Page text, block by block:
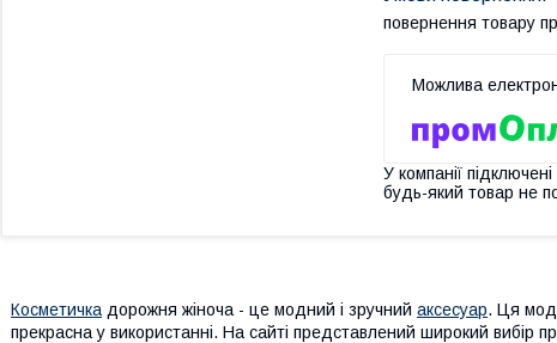
повернення товару
У компанії
будь-який товар не
Косметичка дорожня жіноча - це модний і зручний аксесуар. Ця
прекрасна у використанні. На сайті представлений широкий вибір